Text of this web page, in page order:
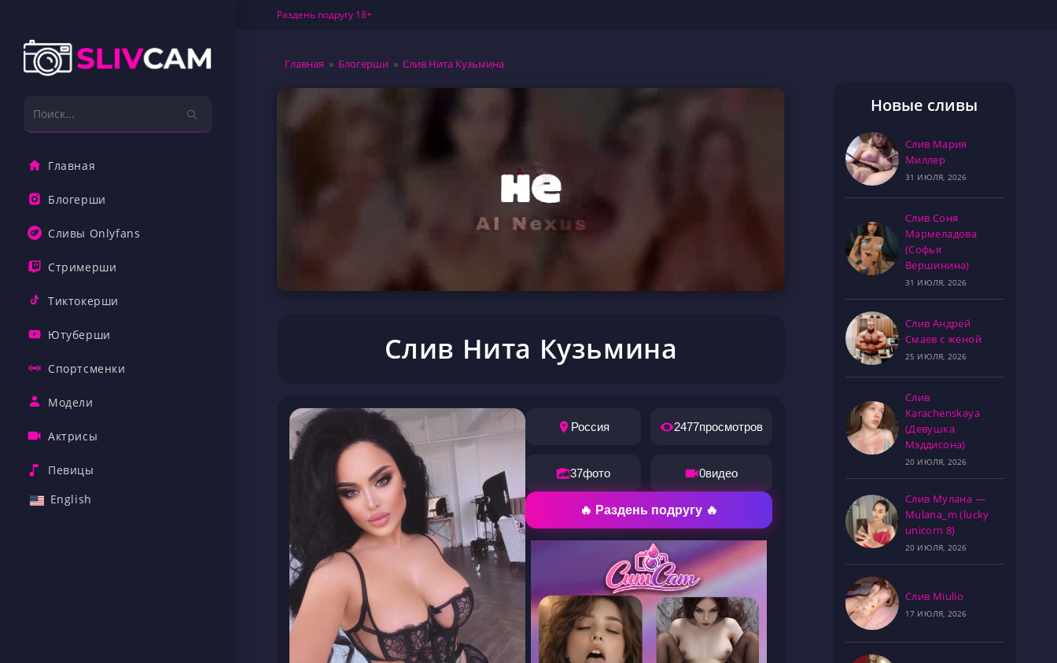
ПерейтиРаздень подругу 18+
Главная
Блогерши
Сливы Onlyfans
Стримерши
Тиктокерши
Ютуберши
Спортсменки
Модели
Актрисы
Певицы
English
сайте
Главная » Блогерши » Слив Нита Кузьмина
Слив Нита Кузьмина
Россия 2477просмотров
37фото 0видео
🔥 Раздень подругу 🔥
Новые сливы
Слив Мария
Миллер
31 ИЮЛЯ, 2026
Слив Соня
Мармеладова
(Софья
Вершинина)
31 ИЮЛЯ, 2026
Слив Андрей
Смаев с женой
25 ИЮЛЯ, 2026
Слив
Karachenskaya
(Девушка
Мэддисона)
20 ИЮЛЯ, 2026
Слив Мулана —
Mulana_m (lucky
unicorn 8)
20 ИЮЛЯ, 2026
Слив Miulio
17 ИЮЛЯ, 2026